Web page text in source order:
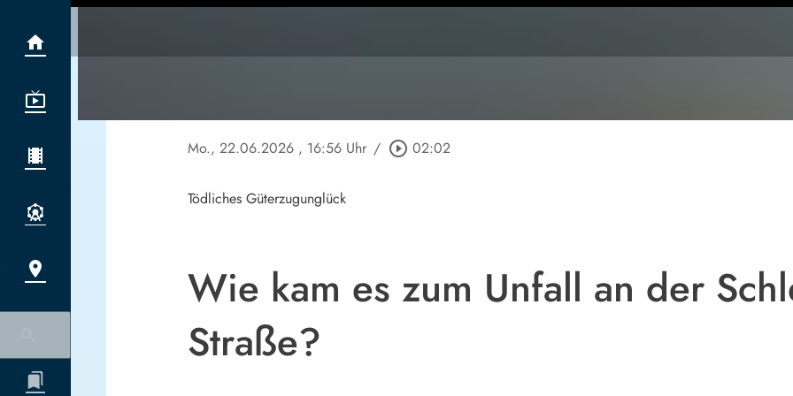
Mo., 22.06.2026 , 16:56 Uhr / play_circle_outline 02:02
Tödliches Güterzugunglück
Wie kam es zum Unfall an der
Straße?